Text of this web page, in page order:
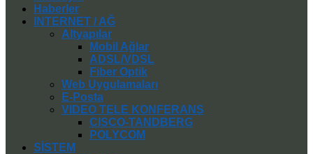
Haberler
INTERNET / AĞ
Altyapılar
Mobil Ağlar
ADSL/VDSL
Fiber Optik
Web Uygulamaları
E-Posta
VIDEO TELE KONFERANS
CISCO-TANDBERG
POLYCOM
SİSTEM